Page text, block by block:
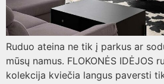
Ruduo ateina ne tik į parkus ar
mūsų namus. FLOKONĖS IDĖJOS
kolekcija kviečia langus paversti